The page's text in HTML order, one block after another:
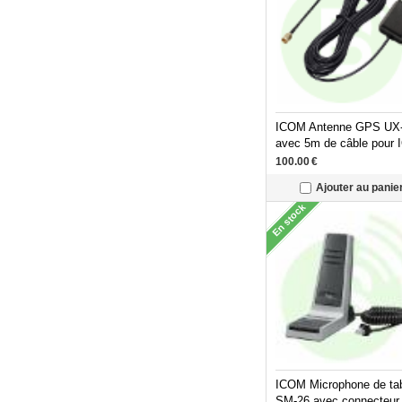
ICOM Antenne GPS
avec 5m de câble pour
F5400D/F6400D
100.00€
Ajouter au
En stock
ICOM Microphone de